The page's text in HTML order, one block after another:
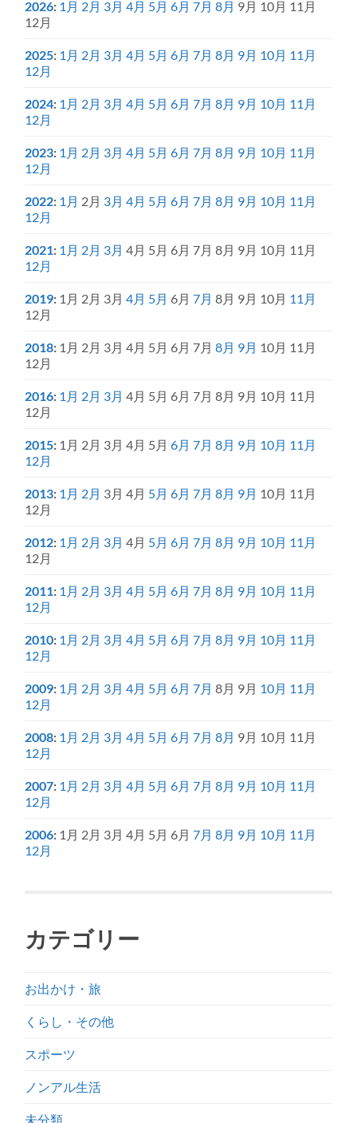
2026: 1月 2月 3月 4月 5月 6月 7月 8月 9月 10月 11月
12月
2025: 1月 2月 3月 4月 5月 6月 7月 8月 9月 10月 11月
12月
2024: 1月 2月 3月 4月 5月 6月 7月 8月 9月 10月 11月
12月
2023: 1月 2月 3月 4月 5月 6月 7月 8月 9月 10月 11月
12月
2022: 1月 2月 3月 4月 5月 6月 7月 8月 9月 10月 11月
12月
2021: 1月 2月 3月 4月 5月 6月 7月 8月 9月 10月 11月
12月
2019: 1月 2月 3月 4月 5月 6月 7月 8月 9月 10月 11月
12月
2018: 1月 2月 3月 4月 5月 6月 7月 8月 9月 10月 11月
12月
2016: 1月 2月 3月 4月 5月 6月 7月 8月 9月 10月 11月
12月
2015: 1月 2月 3月 4月 5月 6月 7月 8月 9月 10月 11月
12月
2013: 1月 2月 3月 4月 5月 6月 7月 8月 9月 10月 11月
12月
2012: 1月 2月 3月 4月 5月 6月 7月 8月 9月 10月 11月
12月
2011: 1月 2月 3月 4月 5月 6月 7月 8月 9月 10月 11月
12月
2010: 1月 2月 3月 4月 5月 6月 7月 8月 9月 10月 11月
12月
2009: 1月 2月 3月 4月 5月 6月 7月 8月 9月 10月 11月
12月
2008: 1月 2月 3月 4月 5月 6月 7月 8月 9月 10月 11月
12月
2007: 1月 2月 3月 4月 5月 6月 7月 8月 9月 10月 11月
12月
2006: 1月 2月 3月 4月 5月 6月 7月 8月 9月 10月 11月
12月
カテゴリー
お出かけ・旅
くらし・その他
スポーツ
ノンアル生活
未分類